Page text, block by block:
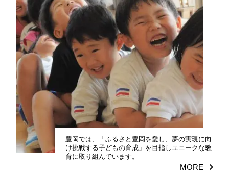
豊岡では、「ふるさと豊岡を愛し、夢の実現に向
け挑戦する子どもの育成」を目指しユニークな教
育に取り組んでいます。
MORE